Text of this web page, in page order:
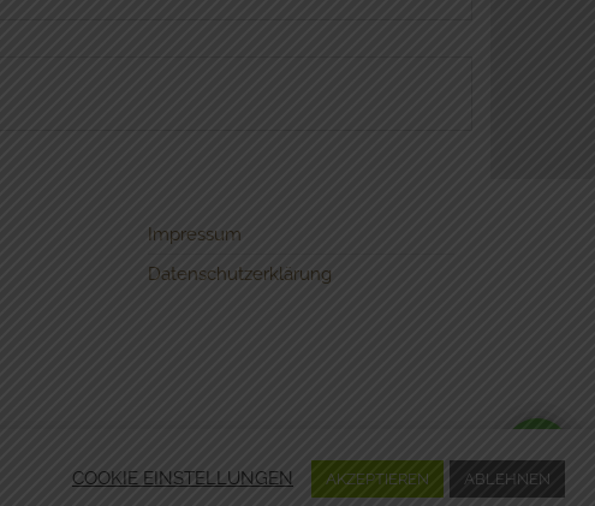
Impressum
Datenschutzerklärung
COOKIE EINSTELLUNGEN AKZEPTIEREN ABLEHNEN